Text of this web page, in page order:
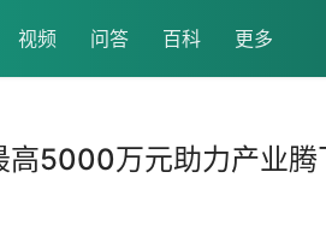
视频 问答 百科 更多
高5000万元助力产业腾